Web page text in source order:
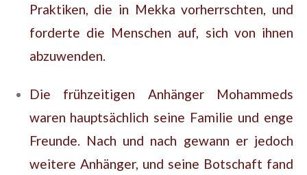
Praktiken, die in Mekka vorherrschten, und
forderte die Menschen auf, sich von ihnen
abzuwenden.
Die frühzeitigen Anhänger Mohammeds
waren hauptsächlich seine Familie und enge
Freunde. Nach und nach gewann er jedoch
weitere Anhänger, und seine Botschaft fand